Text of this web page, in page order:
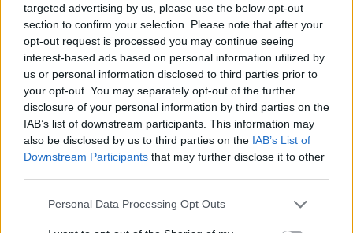
targeted advertising by us, please use the below opt-out
section to confirm your selection. Please note that after your
opt-out request is processed you may continue seeing
interest-based ads based on personal information utilized by
us or personal information disclosed to third parties prior to
your opt-out. You may separately opt-out of the further
disclosure of your personal information by third parties on the
IAB’s list of downstream participants. This information may
also be disclosed by us to third parties on the IAB’s List of
Downstream Participants that may further disclose it to other
Personal Data Processing Opt Outs
ΔΙΕΘΝΗ 22.12.2025 10:28
PARAPOLITIKA NEWSROOM
Κρουαζιερόπλοια συγκρούστηκαν στον
Νείλο: Νεκρή 47χρονη Ιταλίδα - Σοβαρές
ζημιές (Εικόνες)
Εγγραφή στο newsletter